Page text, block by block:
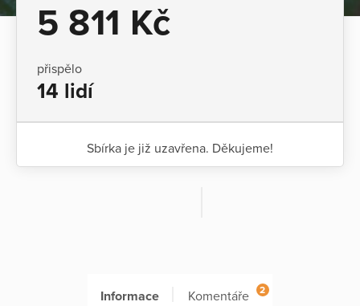
5 811 Kč
přispělo
14 lidí
Sbírka je již uzavřena. Děkujeme!
Informace Komentáře 2